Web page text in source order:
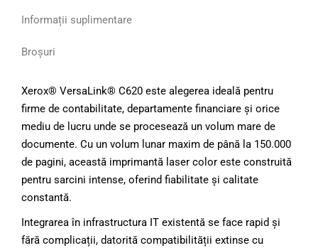
Informații suplimentare
Broșuri
Xerox® VersaLink® C620 este alegerea ideală pentru
firme de contabilitate, departamente financiare și orice
mediu de lucru unde se procesează un volum mare de
documente. Cu un volum lunar maxim de până la 150.000
de pagini, această imprimantă laser color este construită
pentru sarcini intense, oferind fiabilitate și calitate
constantă.
Integrarea în infrastructura IT existentă se face rapid și
fără complicații, datorită compatibilității extinse cu